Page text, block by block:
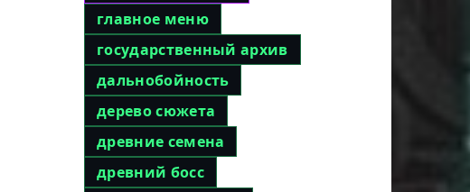
главное меню
государственный архив
дальнобойность
дерево сюжета
древние семена
древний босс